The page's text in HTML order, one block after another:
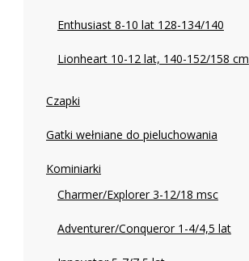
Enthusiast 8-10 lat 128-134/140
Lionheart 10-12 lat, 140-152/158 cm
Czapki
Gatki wełniane do pieluchowania
Kominiarki
Charmer/Explorer 3-12/18 msc
Adventurer/Conqueror 1-4/4,5 lat